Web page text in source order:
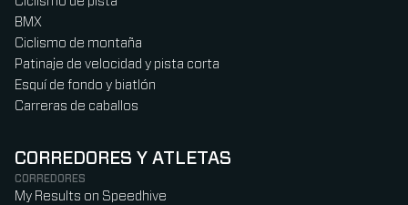
BMX
Ciclismo de montaña
Patinaje de velocidad y pista corta
Esquí de fondo y biatlón
Carreras de caballos
CORREDORES Y ATLETAS
CORREDORES
My Results on Speedhive